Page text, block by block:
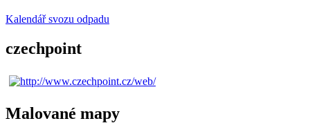
Kalendář svozu odpadu
czechpoint
Malované mapy